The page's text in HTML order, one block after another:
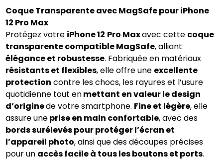
Coque Transparente avec MagSafe pour iPhone
12 Pro Max
Protégez votre iPhone 12 Pro Maxavec cette coque
transparente compatible MagSafe, alliant
élégance et robustesse. Fabriquée en matériaux
résistants et flexibles, elle offre une excellente
protection contre les chocs, les rayures et l’usure
quotidienne tout enmettant en valeur le design
d’originede votre smartphone. Fine et légère, elle
assure uneprise en main confortable, avec des
bords surélevés pour protéger l’écran et
l’appareil photo, ainsi que des découpes précises
pour un accès facile à tous les boutons et ports.